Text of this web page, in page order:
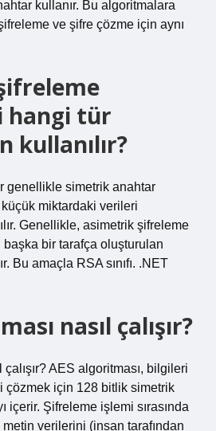
kullanır. Bu algoritmalara
ve şifre çözme için aynı
hangi tür
kullanılır?
genellikle simetrik anahtar
miktardaki verileri
Genellikle, asimetrik şifreleme
bir tarafça oluşturulan
Bu amaçla RSA sınıfı. .NET
nasıl çalışır?
AES algoritması, bilgileri
çözmek için 128 bitlik simetrik
içerir. Şifreleme işlemi sırasında
verilerini (insan tarafından